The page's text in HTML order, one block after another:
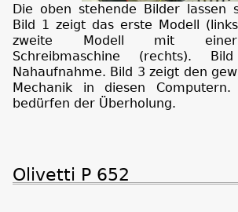
Die oben stehende Bilder lassen
Bild 1 zeigt das erste Modell
zweite Modell mit einer
Schreibmaschine (rechts).
Nahaufnahme. Bild 3 zeigt den
Mechanik in diesen Computern.
bedürfen der Überholung.
Olivetti P 652